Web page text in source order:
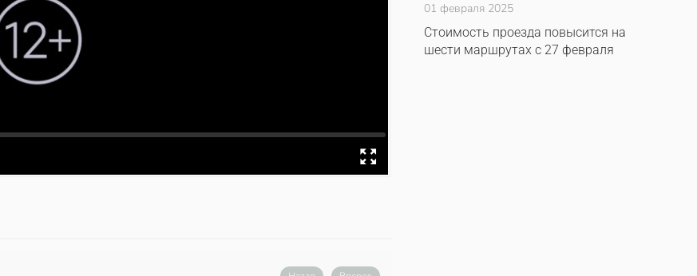
01 февраля 2025
Стоимость проезда повысится на
шести маршрутах с 27 февраля